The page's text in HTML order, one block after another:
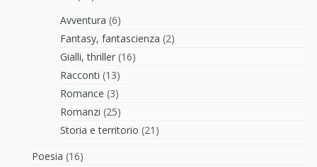
Avventura (6)
Fantasy, fantascienza (2)
Gialli, thriller (16)
Racconti (13)
Romance (3)
Romanzi (25)
Storia e territorio (21)
Poesia (16)